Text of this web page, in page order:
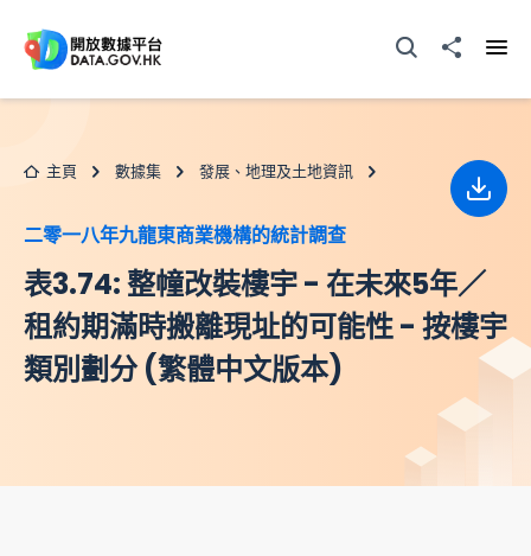
打開搜尋器分享至
主頁 數據集 發展、地理及土地資訊
二零一八年九龍東商業機構的統計調查
表3.74: 整幢改裝樓宇 - 在未來5年／
租約期滿時搬離現址的可能性 - 按樓宇
類別劃分 (繁體中文版本)
下載